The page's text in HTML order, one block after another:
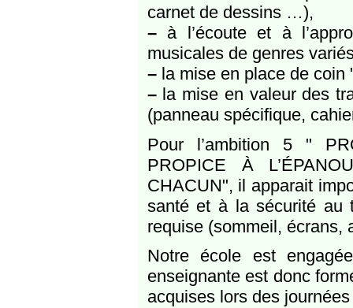
carnet de dessins …),
–à l’écoute et à
musicales de genres
–la mise en place de coin
–la mise en valeur des
(panneau spécifique,
Pour l’ambition 5 "
PROPICE À
CHACUN", il apparait
santé et à la sécurité au
requise (sommeil, écrans,
Notre école est
enseignante est donc
acquises lors des